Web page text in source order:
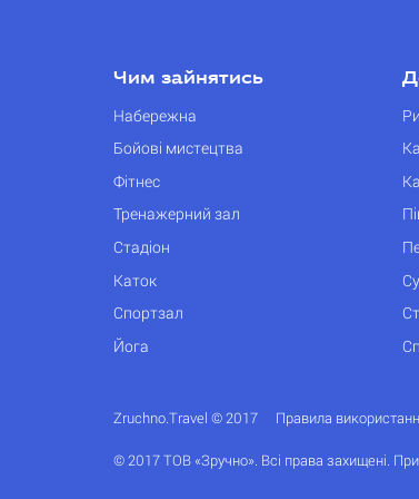
Чим зайнятись
Набережна
Бойові мистецтва
Фітнес
Тренажерний зал
Стадіон
Каток
Спортзал
Йога
Zruchno.Travel © 2017 Правила
© 2017 ТОВ «Зручно». Всі права захищені.